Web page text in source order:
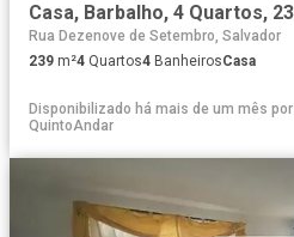
Casa, Barbalho, 4 Quartos,
Rua Dezenove de Setembro, Salvador
239 m²4 Quartos4 BanheirosCasa
Disponibilizado há mais de um mês por
QuintoAndar